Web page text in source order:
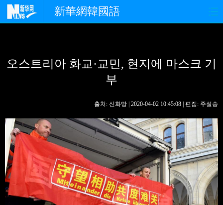
新華網韓國語
경제 사회 포토
핫 TV
생생 중국어
오스트리아 화교·교민, 현지에 마스크 기
부
출처: 신화망 | 2020-04-02 10:45:08 | 편집: 주설송